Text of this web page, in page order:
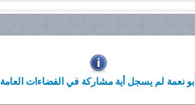
أبو نعمة لم يسجل أية مشاركة في الفضاءات العامة